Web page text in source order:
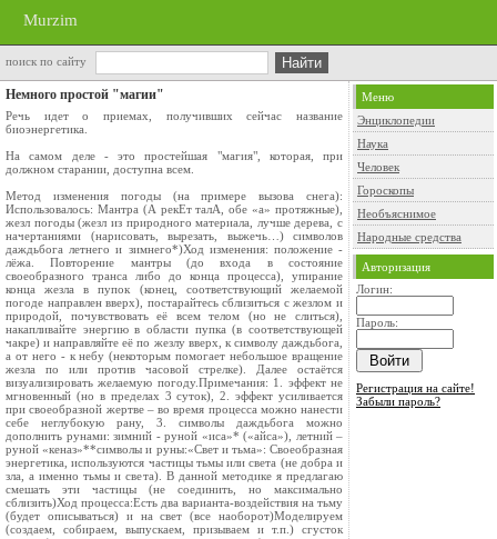
Murzim
поиск по сайту
Немного простой "магии"
Речь идет о приемах, получивших сейчас название
биоэнергетика.
На самом деле - это простейшая "магия", которая, при
должном старании, доступна всем.
Метод изменения погоды (на примере вызова снега):
Использовалось: Мантра (А рекЕт талА, обе «а» протяжные),
жезл погоды (жезл из природного материала, лучше дерева, с
начертаниями (нарисовать, вырезать, выжечь…) символов
даждьбога летнего и зимнего*)Ход изменения: положение -
лёжа. Повторение мантры (до входа в состояние
своеобразного транса либо до конца процесса), упирание
конца жезла в пупок (конец, соответствующий желаемой
погоде направлен вверх), постарайтесь сблизиться с жезлом и
природой, почувствовать её всем телом (но не слиться),
накапливайте энергию в области пупка (в соответствующей
чакре) и направляйте её по жезлу вверх, к символу даждьбога,
а от него - к небу (некоторым помогает небольшое вращение
жезла по или против часовой стрелке). Далее остаётся
визуализировать желаемую погоду.Примечания: 1. эффект не
мгновенный (но в пределах 3 суток), 2. эффект усиливается
при своеобразной жертве – во время процесса можно нанести
себе неглубокую рану, 3. символы даждьбога можно
дополнить рунами: зимний - руной «иса»* («айса»), летний –
руной «кеназ»**символы и руны:«Свет и тьма»: Своеобразная
энергетика, используются частицы тьмы или света (не добра и
зла, а именно тьмы и света). В данной методике я предлагаю
смешать эти частицы (не соединить, но максимально
сблизить)Ход процесса:Есть два варианта-воздействия на тьму
(будет описываться) и на свет (все наоборот)Моделируем
(создаем, собираем, выпускаем, призываем и т.п.) сгусток
Меню
Энциклопедии
Наука
Человек
Гороскопы
Необъяснимое
Народные средства
Авторизация
Логин:
Пароль:
Регистрация на сайте!
Забыли пароль?